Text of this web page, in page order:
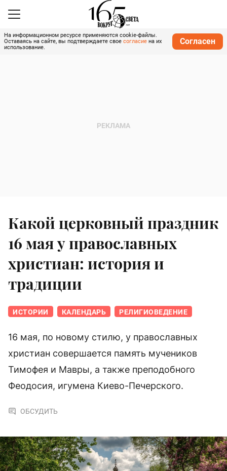
На информационном ресурсе применяются cookie-файлы.
Оставаясь на сайте, вы подтверждаете свое согласие на их
использование.
Согласен
Какой церковный праздник
16 мая у православных
христиан: история и
традиции
ИСТОРИИ КАЛЕНДАРЬ РЕЛИГИОВЕДЕНИЕ
16 мая, по новому стилю, у православных
христиан совершается память мучеников
Тимофея и Мавры, а также преподобного
Феодосия, игумена Киево-Печерского.
ОБСУДИТЬ